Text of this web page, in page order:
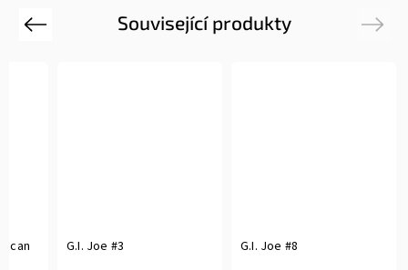
Související produkty
Previous
G.I. Joe #3 G.I. Joe #8
Next